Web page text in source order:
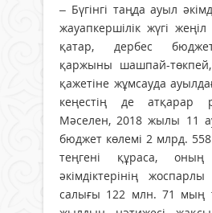
– Бүгінгі таңда ауыл
жауапкершілік жүгі
қатар, дербес
қаржыны шашпай-төкпей,
қажетіне жұмсауда
кеңестің де атқарар
Мәселен, 2018 жылы 11
бюджет көлемі 2 млрд.
теңгені құраса,
әкімдіктерінің
салығы 122 млн. 71 мың